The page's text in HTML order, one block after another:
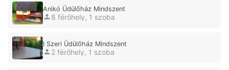
Anikó Üdülőház Mindszent
8 férőhely, 1 szoba
I Szeri Üdülőház Mindszent
2 férőhely, 1 szoba